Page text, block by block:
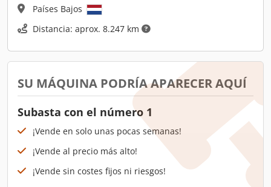
Países Bajos
Distancia: aprox. 8.247 km
SU MÁQUINA PODRÍA APARECER AQUÍ
Subasta con el número 1
¡Vende en solo unas pocas semanas!
¡Vende al precio más alto!
¡Vende sin costes fijos ni riesgos!